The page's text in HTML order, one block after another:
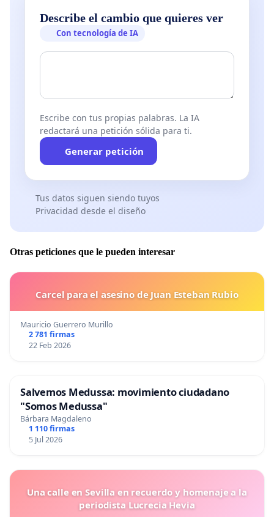
Describe el cambio que quieres ver
Con tecnología de IA
Escribe con tus propias palabras. La IA
redactará una petición sólida para ti.
Generar petición
Tus datos siguen siendo tuyos
Privacidad desde el diseño
Otras peticiones que le pueden interesar
Carcel para el asesino de Juan Esteban Rubio
Mauricio Guerrero Murillo
2 781 firmas
22 Feb 2026
Salvemos Medussa: movimiento ciudadano
"Somos Medussa"
Bárbara Magdaleno
1 110 firmas
5 Jul 2026
Una calle en Sevilla en recuerdo y homenaje a la
periodista Lucrecia Hevia